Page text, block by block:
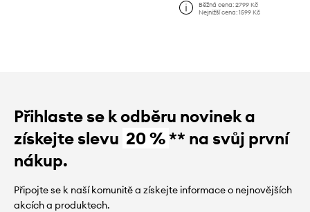
Běžná cena: 2799 Kč
Nejnižší cena: 1599 Kč
Přihlaste se k odběru novinek a
získejte slevu 20 %** na svůj první
nákup.
Připojte se k naší komunitě a získejte informace o nejnovějších
akcích a produktech.